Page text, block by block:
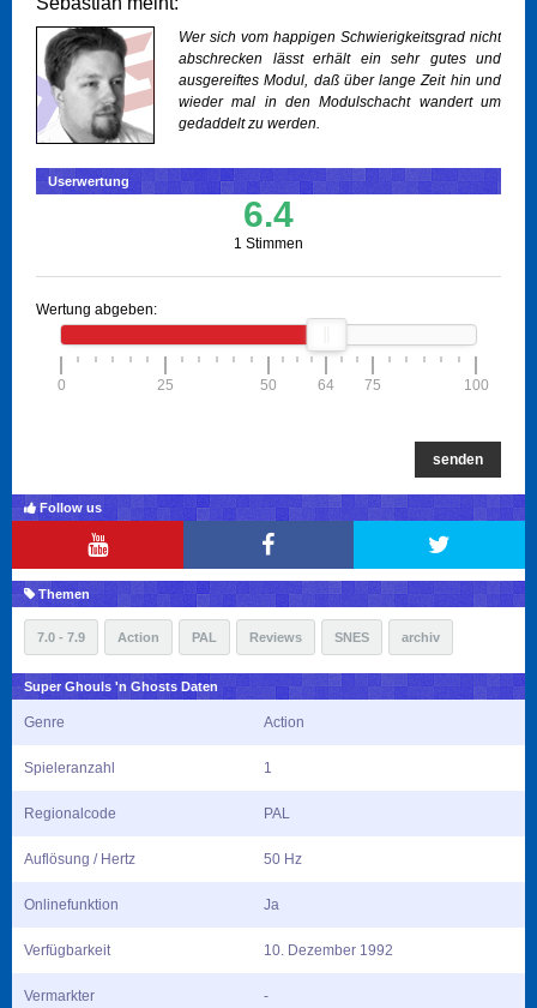
Wer sich vom happigen Schwierigkeitsgrad nicht
abschrecken lässt erhält ein sehr gutes und
ausgereiftes Modul, daß über lange Zeit hin und
wieder mal in den Modulschacht wandert um
gedaddelt zu werden.
Userwertung
6.4
1 Stimmen
Wertung abgeben:
0 25 50 64 75 100
senden
Follow us
Themen
7.0 - 7.9 Action PAL Reviews SNES archiv
Super Ghouls 'n Ghosts Daten
Genre Action
Spieleranzahl 1
Regionalcode PAL
Auflösung / Hertz 50 Hz
Onlinefunktion Ja
Verfügbarkeit 10. Dezember 1992
Vermarkter -